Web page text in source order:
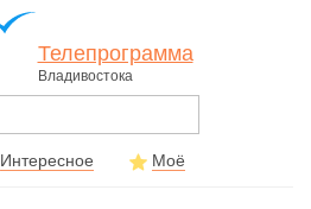
Телепрограмма
Владивостока
Интересное Моё